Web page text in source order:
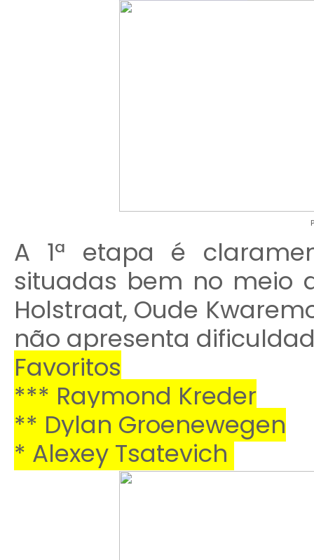
A 1ª etapa é
situadas bem no meio
Holstraat, Oude
não apresenta
Favoritos
*** Raymond Kreder
** Dylan Groenewegen
* Alexey Tsatevich